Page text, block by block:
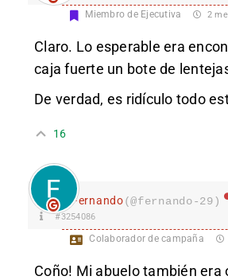
Miembro de Ejecutiva 2
Claro. Lo esperable era
caja fuerte un bote de
De verdad, es ridículo todo
16
Fernando(@fernando-29)
#3254086
Colaborador de campaña
Coño! Mi abuelo también era